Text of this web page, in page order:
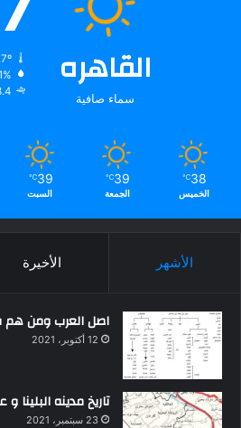
القاهره
سماء صافية
38º - 27º
3.4
38
℃
الخميس
39
℃
الجمعة
39
℃
السبت
الأشهر الأخيرة
اصل العرب ومن هم
12 أكتوبر، 2021
تاريخ مدينه البلينا و
23 سبتمبر، 2021